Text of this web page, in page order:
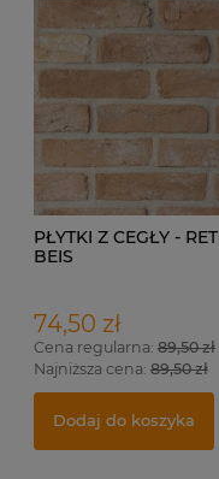
PŁYTKI Z CEGŁY -
BEIS
74,50 zł
Cena regularna: 89,50 zł
Najniższa cena: 89,50 zł
Dodaj do koszyka